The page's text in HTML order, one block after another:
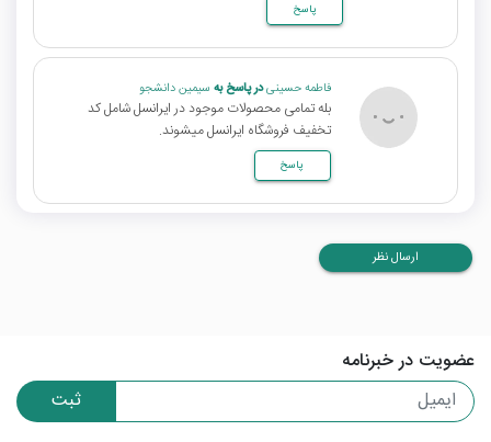
پاسخ
فاطمه حسینیدر پاسخ به سیمین دانشجو
بله تمامی محصولات موجود در ایرانسل شامل کد
تخفیف فروشگاه ایرانسل میشوند.
پاسخ
ارسال نظر
عضویت در خبرنامه
ثبت